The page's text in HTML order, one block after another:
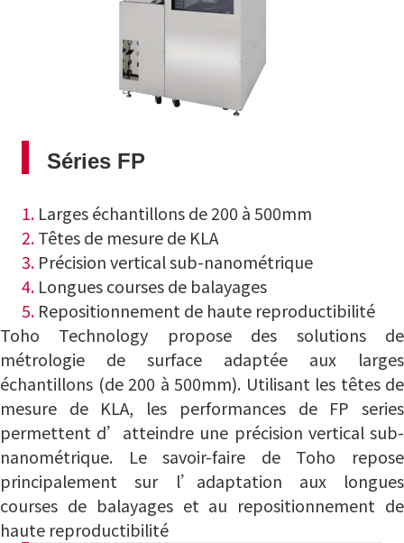
Séries FP
1. Larges échantillons de 200 à 500mm
2.Têtes de mesure de KLA
3. Précision vertical sub-nanométrique
4. Longues courses de balayages
5. Repositionnement de haute reproductibilité
Toho Technology propose des solutions de
métrologie de surface adaptée aux larges
échantillons (de 200 à 500mm). Utilisant les têtes de
mesure de KLA, les performances de FP series
permettent d’atteindre une précision vertical sub-
nanométrique. Le savoir-faire de Toho repose
principalement sur l’adaptation aux longues
courses de balayages et au repositionnement de
haute reproductibilité